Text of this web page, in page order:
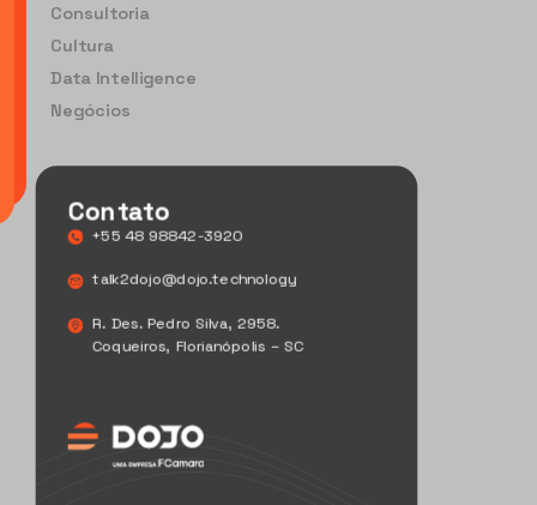
Consultoria
Cultura
Data Intelligence
Negócios
Contato
+55 48 98842-3920
talk2dojo@dojo.technology
R. Des. Pedro Silva, 2958.
Coqueiros, Florianópolis – SC